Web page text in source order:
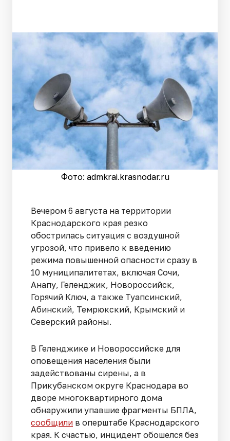
Фото: admkrai.krasnodar.ru
Вечером 6 августа на территории
Краснодарского края резко
обострилась ситуация с воздушной
угрозой, что привело к введению
режима повышенной опасности сразу в
10 муниципалитетах, включая Сочи,
Анапу, Геленджик, Новороссийск,
Горячий Ключ, а также Туапсинский,
Абинский, Темрюкский, Крымский и
Северский районы.
В Геленджике и Новороссийске для
оповещения населения были
задействованы сирены, а в
Прикубанском округе Краснодара во
дворе многоквартирного дома
обнаружили упавшие фрагменты БПЛА,
сообщили в оперштабе Краснодарского
края. К счастью, инцидент обошелся без